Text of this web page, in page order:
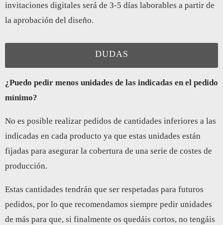
invitaciones digitales será de 3-5 días laborables a partir de
la aprobación del diseño.
DUDAS
¿Puedo pedir menos unidades de las indicadas en el pedido
mínimo?
No es posible realizar pedidos de cantidades inferiores a las
indicadas en cada producto ya que estas unidades están
fijadas para asegurar la cobertura de una serie de costes de
producción.
Estas cantidades tendrán que ser respetadas para futuros
pedidos, por lo que recomendamos siempre pedir unidades
de más para que, si finalmente os quedáis cortos, no tengáis